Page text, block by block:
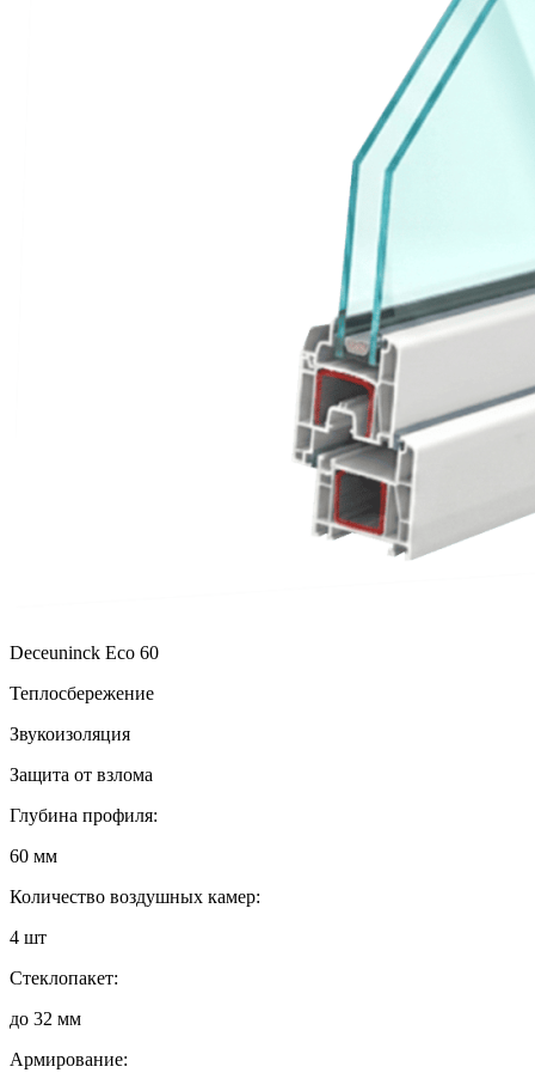
Deceuninck Eco 60
Теплосбережение
Звукоизоляция
Защита от взлома
Глубина профиля:
60 мм
Количество воздушных камер:
4 шт
Стеклопакет:
до 32 мм
Армирование: